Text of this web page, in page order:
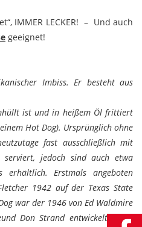
IMMER LECKER! – Und auch
geeignet!
Imbiss. Er besteht aus
ist und in heißem Öl frittiert
Hot Dog). Ursprünglich ohne
fast ausschließlich mit
jedoch sind auch etwa
erhältlich. Erstmals angeboten
1942 auf der Texas State
war der 1946 von Ed Waldmire
Don Strand entwickelte Cozy